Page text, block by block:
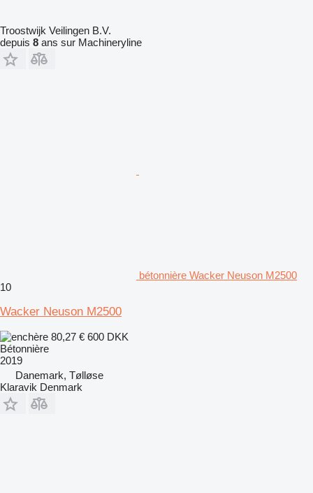
Troostwijk Veilingen B.V.
depuis 8 ans sur Machineryline
bétonnière Wacker Neuson M2500
10
Wacker Neuson M2500
80,27 € 600 DKK
Bétonnière
2019
Danemark, Tølløse
Klaravik Denmark